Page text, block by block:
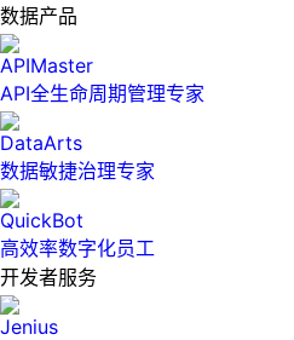
数据产品
APIMaster
API全生命周期管理专家
DataArts
数据敏捷治理专家
QuickBot
高效率数字化员工
开发者服务
Jenius